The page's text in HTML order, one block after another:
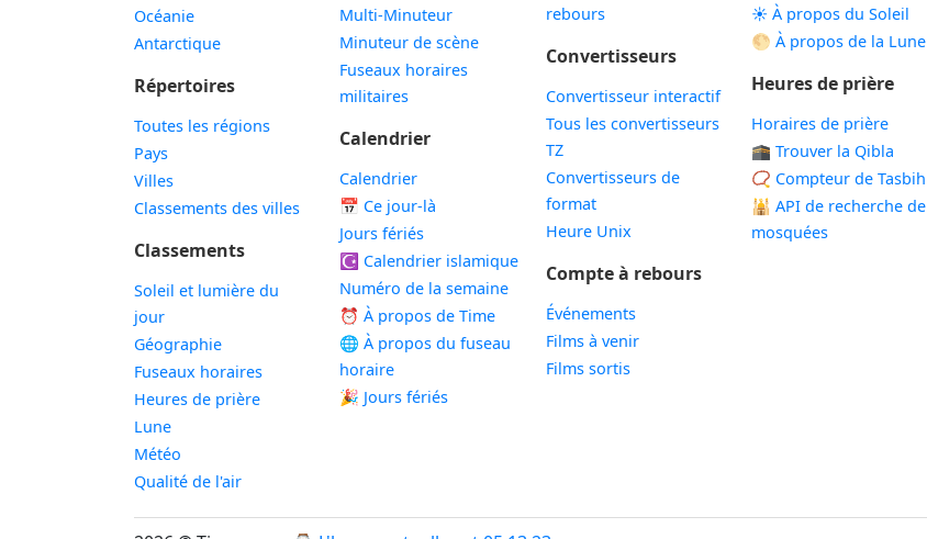
Océanie
Antarctique
Répertoires
Toutes les régions
Pays
Villes
Classements des villes
Classements
Soleil et lumière du
jour
Géographie
Fuseaux horaires
Heures de prière
Lune
Météo
Qualité de l'air
Multi-Minuteur
Minuteur de scène
Fuseaux horaires
militaires
Calendrier
Calendrier
📅 Ce jour-là
Jours fériés
☪️ Calendrier islamique
Numéro de la semaine
⏰ À propos de Time
🌐 À propos du fuseau
horaire
🎉 Jours fériés
rebours
Convertisseurs
Convertisseur interactif
Tous les convertisseurs
TZ
Convertisseurs de
format
Heure Unix
Compte à rebours
Événements
Films à venir
Films sortis
☀️ À propos du Soleil
🌕 À propos de la Lune
Heures de prière
Horaires de prière
🕋 Trouver la Qibla
📿 Compteur de Tasbih
🕌 API de recherche de
mosquées